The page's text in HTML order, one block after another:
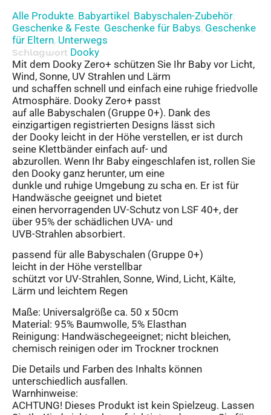
Alle Produkte, Babyartikel , Babyschalen-Zubehör,
Geschenke & Feste, Geschenke für Babys, Geschenke
für Eltern, Unterwegs
Schlagwort Dooky
Mit dem Dooky Zero+ schützen Sie Ihr Baby vor Licht,
Wind, Sonne, UV Strahlen und Lärm
und schaffen schnell und einfach eine ruhige friedvolle
Atmosphäre. Dooky Zero+ passt
auf alle Babyschalen (Gruppe 0+). Dank des
einzigartigen registrierten Designs lässt sich
der Dooky leicht in der Höhe verstellen, er ist durch
seine Klettbänder einfach auf- und
abzurollen. Wenn Ihr Baby eingeschlafen ist, rollen Sie
den Dooky ganz herunter, um eine
dunkle und ruhige Umgebung zu scha en. Er ist für
Handwäsche geeignet und bietet
einen hervorragenden UV-Schutz von LSF 40+, der
über 95% der schädlichen UVA- und
UVB-Strahlen absorbiert.
passend für alle Babyschalen (Gruppe 0+)
leicht in der Höhe verstellbar
schützt vor UV-Strahlen, Sonne, Wind, Licht, Kälte,
Lärm und leichtem Regen
Maße: Universalgröße ca. 50 x 50cm
Material: 95% Baumwolle, 5% Elasthan
Reinigung: Handwäschegeeignet; nicht bleichen,
chemisch reinigen oder im Trockner trocknen
Die Details und Farben des Inhalts können
unterschiedlich ausfallen.
Warnhinweise:
ACHTUNG! Dieses Produkt ist kein Spielzeug. Lassen